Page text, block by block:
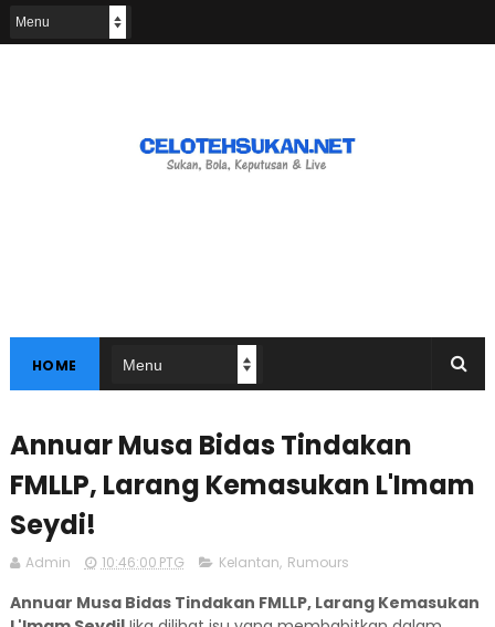
HOME
Annuar Musa Bidas Tindakan
FMLLP, Larang Kemasukan L'Imam
Seydi!
Admin 10:46:00 PTG Kelantan, Rumours
Annuar Musa Bidas Tindakan FMLLP, Larang Kemasukan